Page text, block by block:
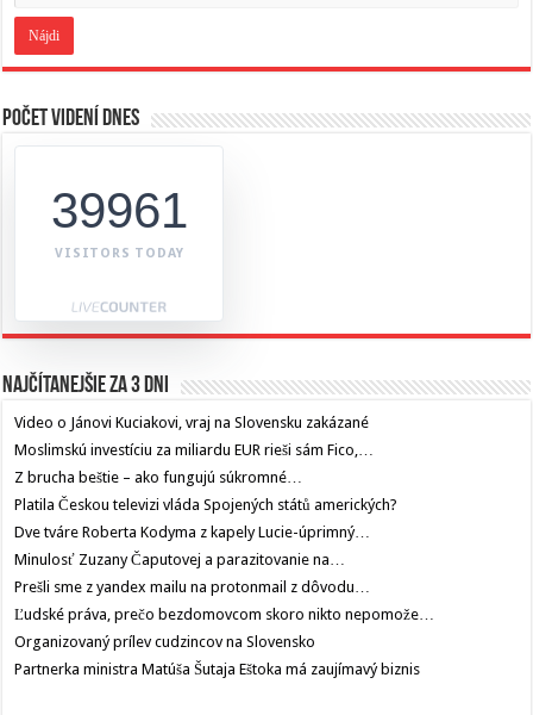
Počet videní dnes
39961
VISITORS TODAY
Najčítanejšie za 3 dni
Video o Jánovi Kuciakovi, vraj na Slovensku zakázané
Moslimskú investíciu za miliardu EUR rieši sám Fico,…
Z brucha beštie – ako fungujú súkromné…
Platila Českou televizi vláda Spojených států amerických?
Dve tváre Roberta Kodyma z kapely Lucie-úprimný…
Minulosť Zuzany Čaputovej a parazitovanie na…
Prešli sme z yandex mailu na protonmail z dôvodu…
Ľudské práva, prečo bezdomovcom skoro nikto nepomože…
Organizovaný prílev cudzincov na Slovensko
Partnerka ministra Matúša Šutaja Eštoka má zaujímavý biznis